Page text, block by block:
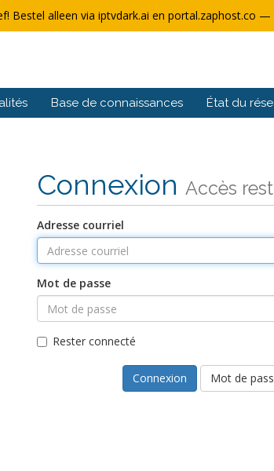
Bestel alleen via iptvdark.ai en portal.zaphost.co
Base de connaissances État du
Connexion Accès
Adresse courriel
Mot de passe
Rester connecté
Mot de